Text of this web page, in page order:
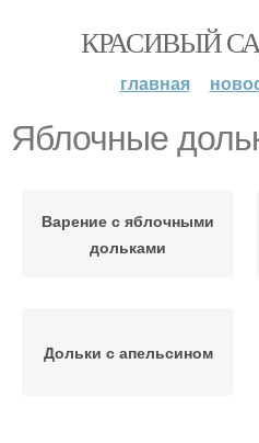
КРАСИВЫЙ
главная
Яблочные
Варение с яблочными
дольками
Дольки с апельсином